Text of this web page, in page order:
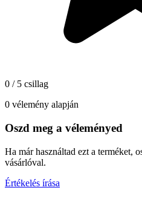
0 / 5 csillag
0 vélemény alapján
Oszd meg a véleményed
Ha már használtad ezt a terméket,
vásárlóval.
Értékelés írása